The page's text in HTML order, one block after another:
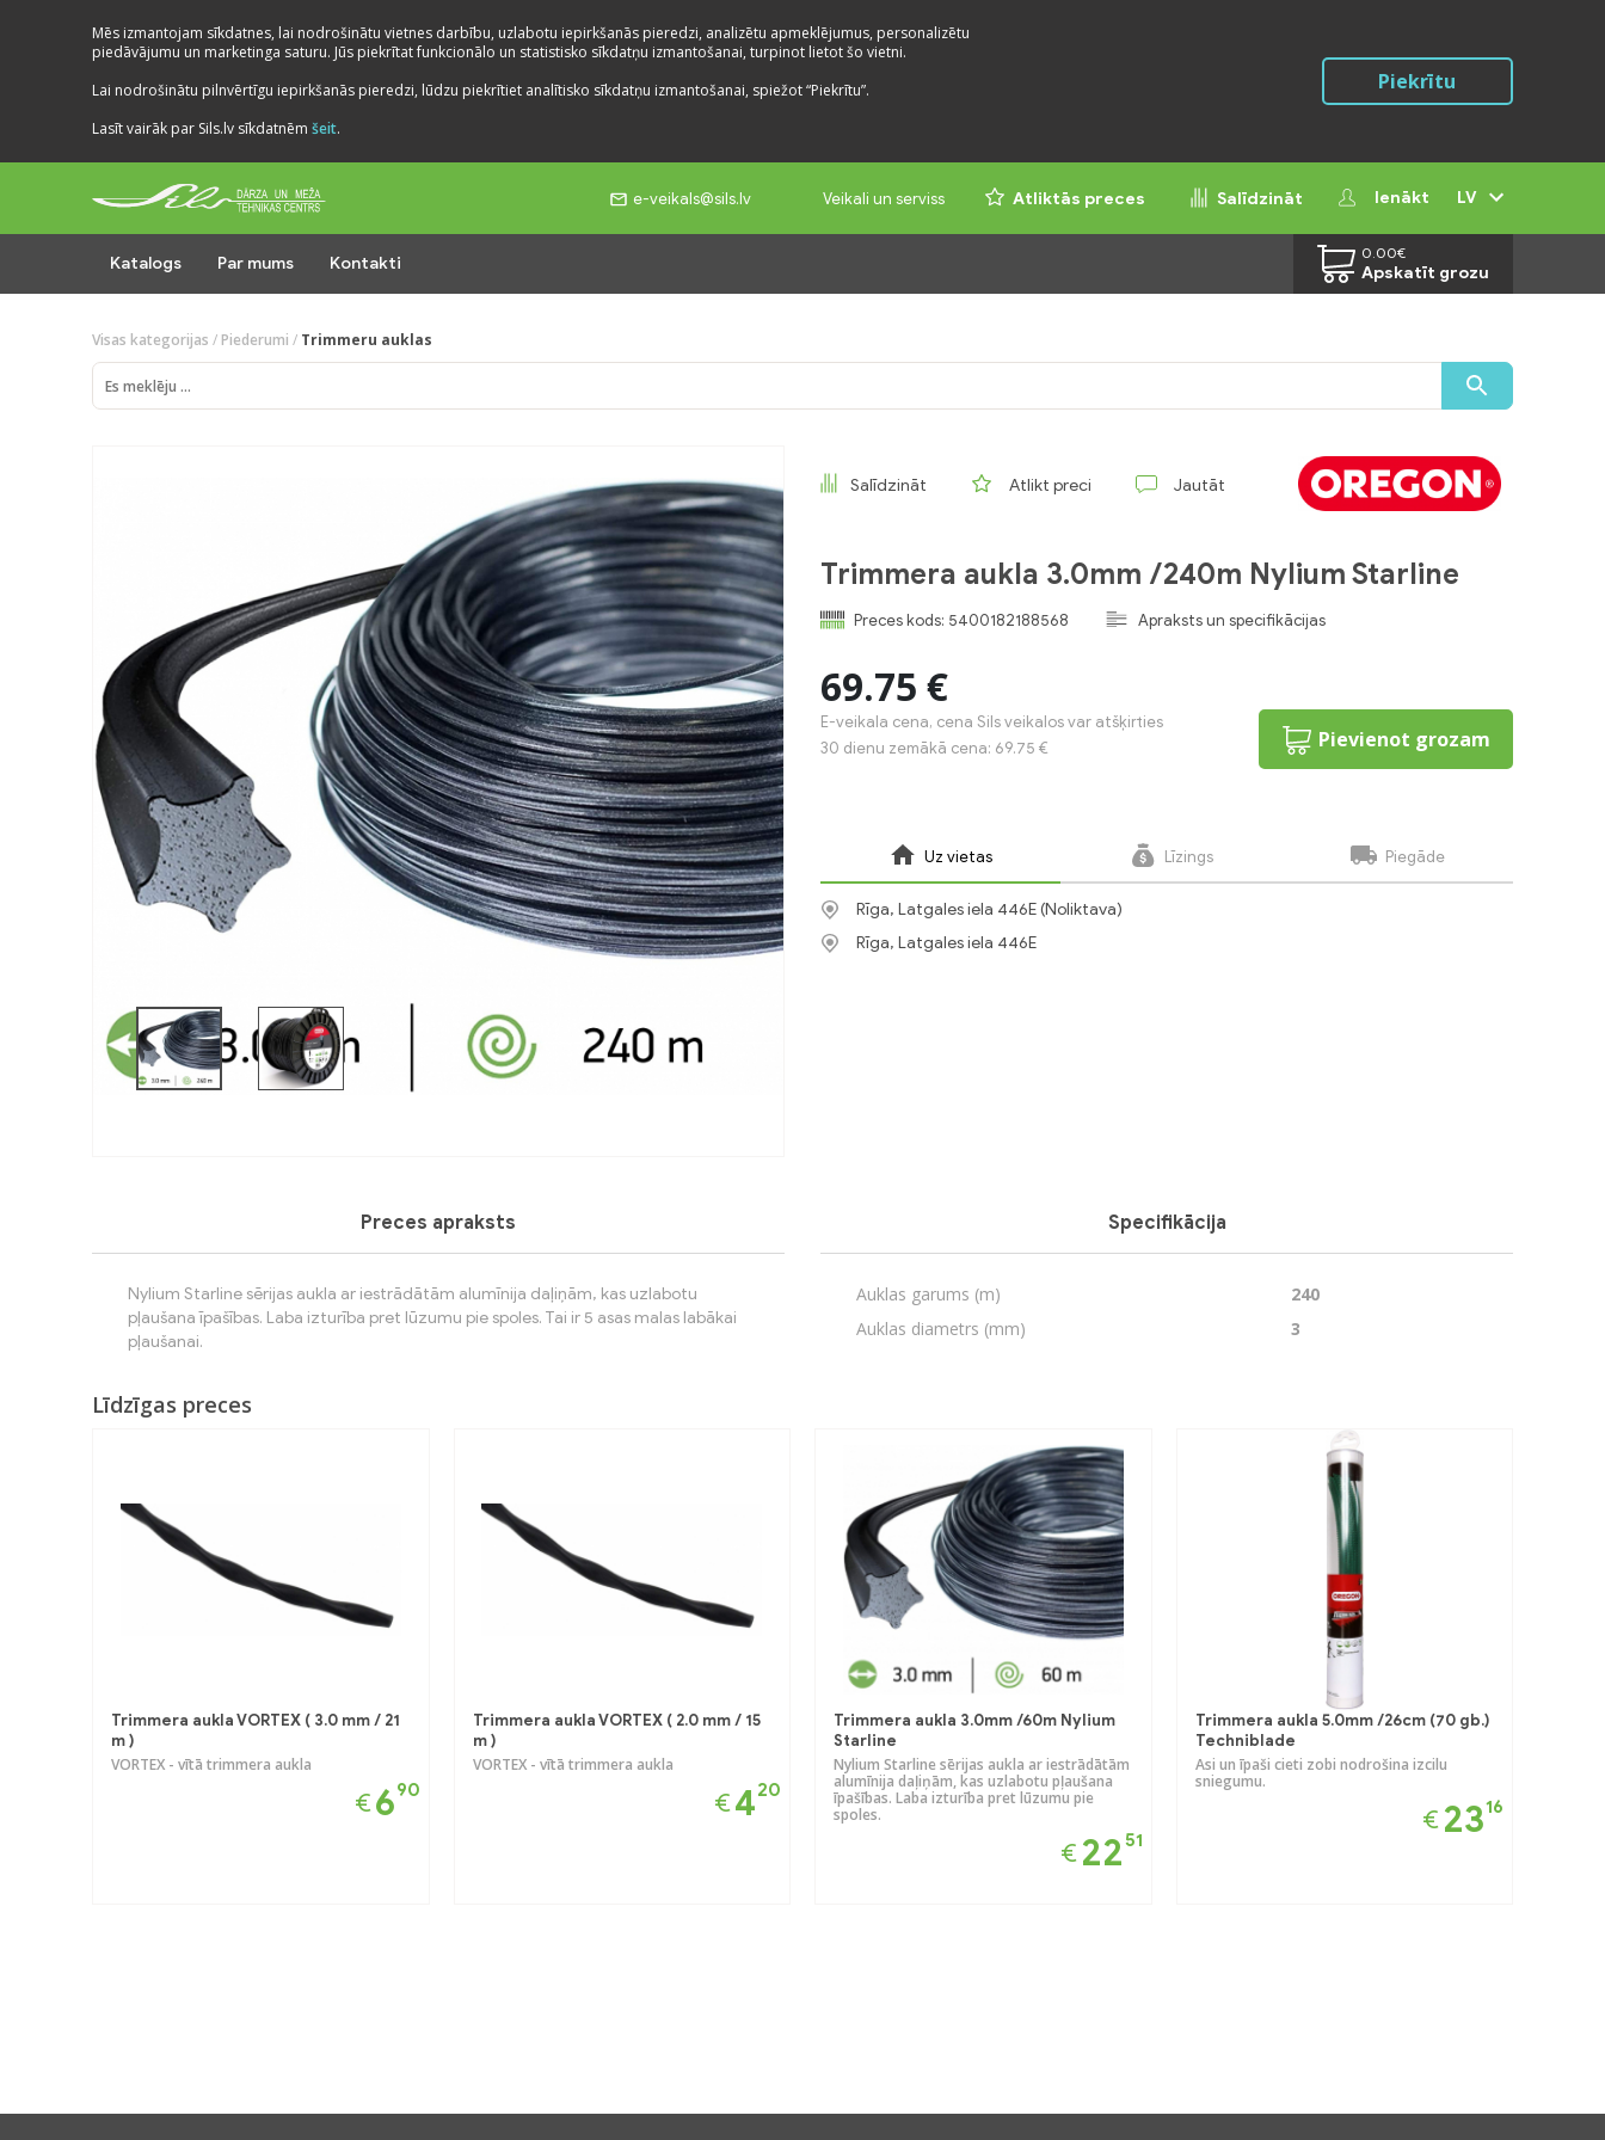
Mēs izmantojam sīkdatnes, lai nodrošinātu vietnes darbību, uzlabotu iepirkšanās pieredzi, analizētu apmeklējumus, personalizētu
piedāvājumu un marketinga saturu. Jūs piekrītat funkcionālo un statistisko sīkdatņu izmantošanai, turpinot lietot šo vietni.
Lai nodrošinātu pilnvērtīgu iepirkšanās pieredzi, lūdzu piekrītiet analītisko sīkdatņu izmantošanai, spiežot “Piekrītu”.
Lasīt vairāk par Sils.lv sīkdatnēm šeit.
Piekrītu
e-veikals@sils.lv Veikali un serviss Atliktās preces Salīdzināt Ienākt LV
Katalogs Par mums Kontakti
0.00€
Apskatīt grozu
Visas kategorijas / Piederumi / Trimmeru auklas
Previous
Salīdzināt Atlikt preci Jautāt
Trimmera aukla 3.0mm /240m Nylium Starline
Preces kods: 5400182188568 Apraksts un specifikācijas
69.75 €
E-veikala cena, cena Sils veikalos var atšķirties
30 dienu zemākā cena: 69.75 €
Pievienot grozam
Uz vietas Līzings Piegāde
Rīga, Latgales iela 446E (Noliktava)
Rīga, Latgales iela 446E
Preces apraksts
Nylium Starline sērijas aukla ar iestrādātām alumīnija daļiņām, kas uzlabotu
pļaušana īpašības. Laba izturība pret lūzumu pie spoles. Tai ir 5 asas malas labākai
pļaušanai.
Specifikācija
Auklas garums (m)
240
Auklas diametrs (mm)
3
Līdzīgas preces
Trimmera aukla VORTEX ( 3.0 mm / 21
m )
VORTEX - vītā trimmera aukla
€690
Trimmera aukla VORTEX ( 2.0 mm / 15
m )
VORTEX - vītā trimmera aukla
€420
Trimmera aukla 3.0mm /60m Nylium
Starline
Nylium Starline sērijas aukla ar iestrādātām
alumīnija daļiņām, kas uzlabotu pļaušana
īpašības. Laba izturība pret lūzumu pie
spoles.
€ 2251
Trimmera aukla 5.0mm /26cm (70 gb.)
Techniblade
Asi un īpaši cieti zobi nodrošina izcilu
sniegumu.
€2316